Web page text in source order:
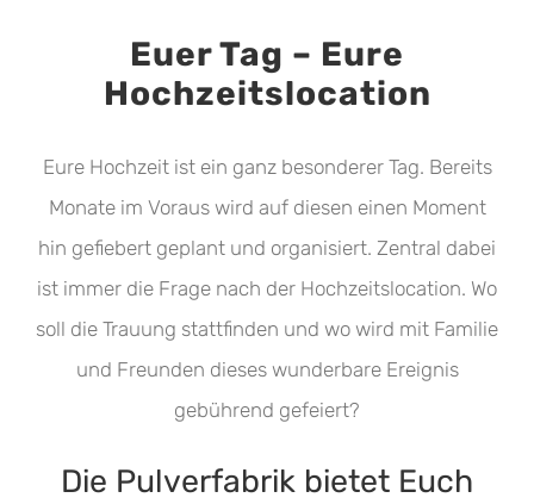
Euer Tag – Eure
Hochzeitslocation
Eure Hochzeit ist ein ganz besonderer Tag. Bereits
Monate im Voraus wird auf diesen einen Moment
hin gefiebert geplant und organisiert. Zentral dabei
ist immer die Frage nach der Hochzeitslocation. Wo
soll die Trauung stattfinden und wo wird mit Familie
und Freunden dieses wunderbare Ereignis
gebührend gefeiert?
Die Pulverfabrik bietet Euch